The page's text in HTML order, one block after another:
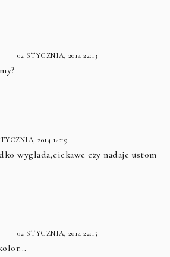
02 STYCZNIA, 2014 22:13
2014 14:19
wyglada,ciekawe czy nadaje ustom
02 STYCZNIA, 2014 22:15